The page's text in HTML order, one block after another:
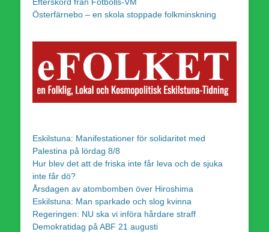
Österfärnebo – en skola stoppade folkminskning
Eskilstuna: Manifestationer för solidaritet med
Palestina på lördag 8/8
Hur blev det att de friska inte får leva och de sjuka
inte får dö?
Årsdagen av atombomben över Hiroshima
Eskilstuna: Man sparkade och slog kvinna
Regeringen: NU ska vi införa hårdare straff
Demokratidag på ABF 21 augusti